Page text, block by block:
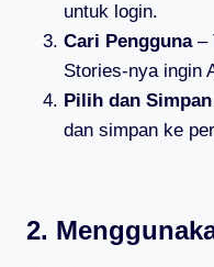
untuk login.
Cari Pengguna–
Stories-nya ingin
Pilih dan Simpan
dan simpan ke
2.